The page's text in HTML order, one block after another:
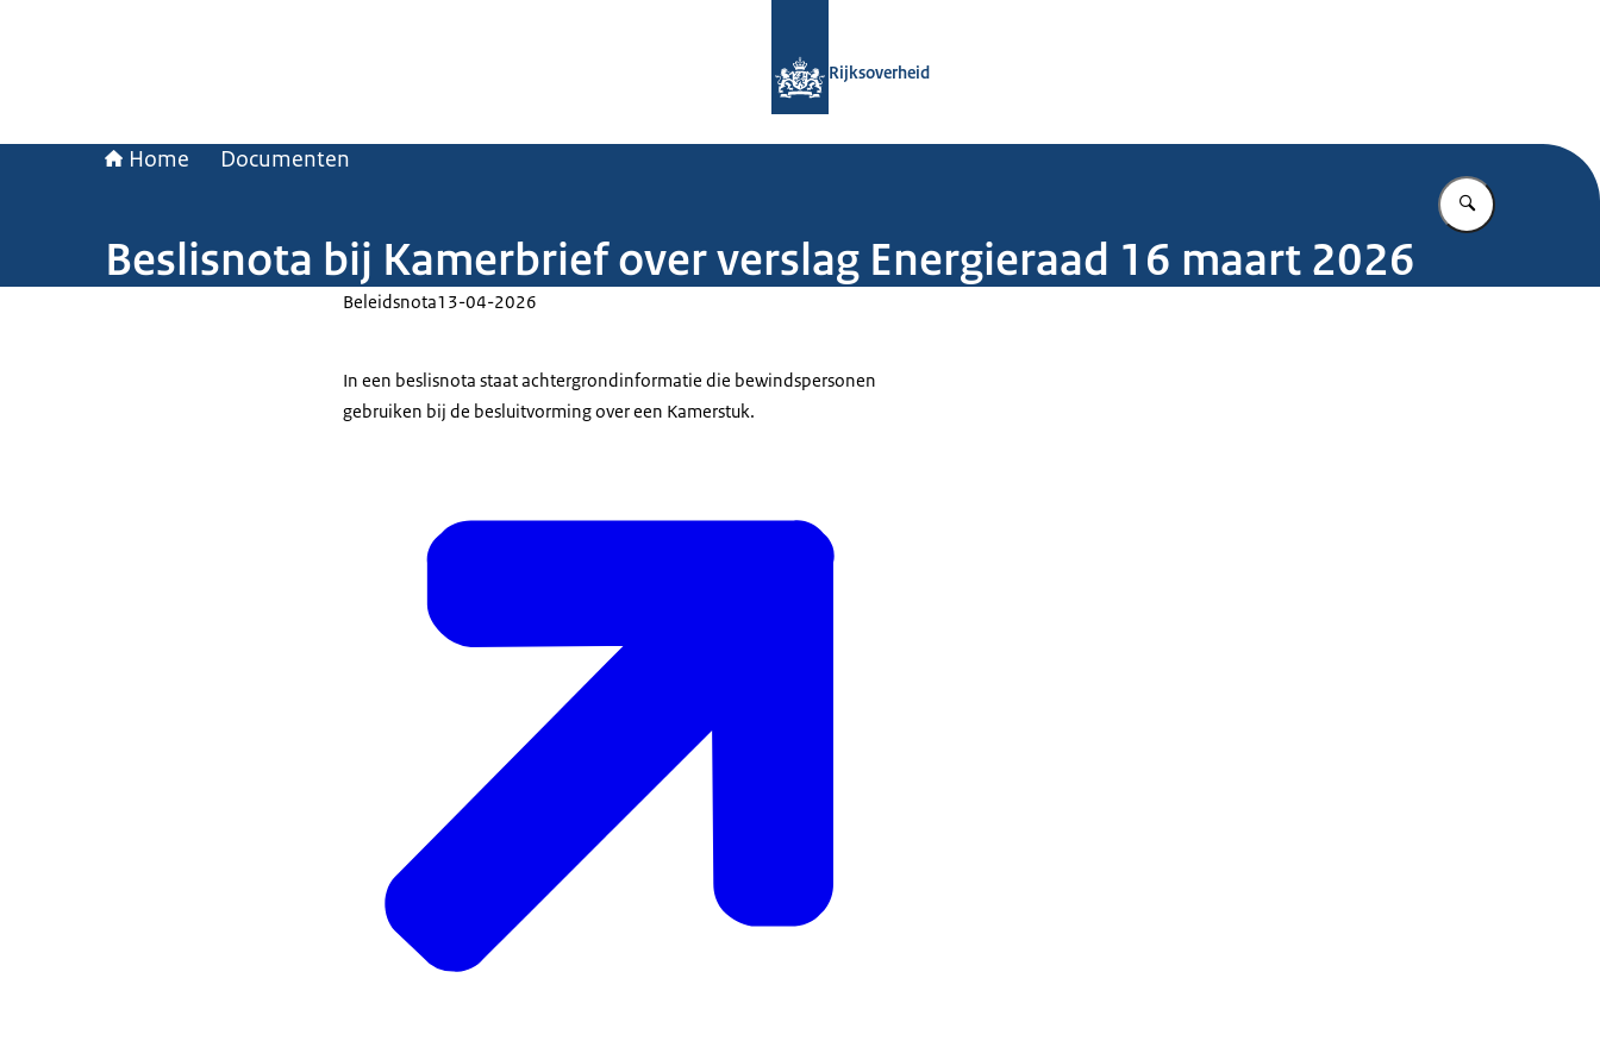
Rijksoverheid
Home Documenten
Vul in wat u
Beslisnota bij Kamerbrief over verslag Energieraad 16 maart 2026
Beleidsnota13-04-2026
In een beslisnota staat achtergrondinformatie die bewindspersonen
gebruiken bij de besluitvorming over een Kamerstuk.